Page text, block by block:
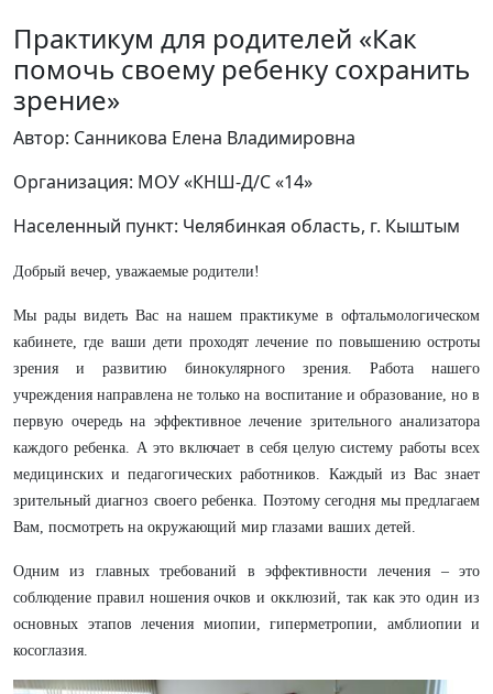
Практикум для родителей «Как
помочь своему ребенку сохранить
зрение»
Автор: Санникова Елена Владимировна
Организация: МОУ «КНШ-Д/С «14»
Населенный пункт: Челябинкая область, г. Кыштым
Добрый вечер, уважаемые родители!
Мы рады видеть Вас на нашем практикуме в офтальмологическом
кабинете, где ваши дети проходят лечение по повышению остроты
зрения и развитию бинокулярного зрения. Работа нашего
учреждения направлена не только на воспитание и образование, но в
первую очередь на эффективное лечение зрительного анализатора
каждого ребенка. А это включает в себя целую систему работы всех
медицинских и педагогических работников. Каждый из Вас знает
зрительный диагноз своего ребенка. Поэтому сегодня мы предлагаем
Вам, посмотреть на окружающий мир глазами ваших детей.
Одним из главных требований в эффективности лечения – это
соблюдение правил ношения очков и окклюзий, так как это один из
основных этапов лечения миопии, гиперметропии, амблиопии и
косоглазия.